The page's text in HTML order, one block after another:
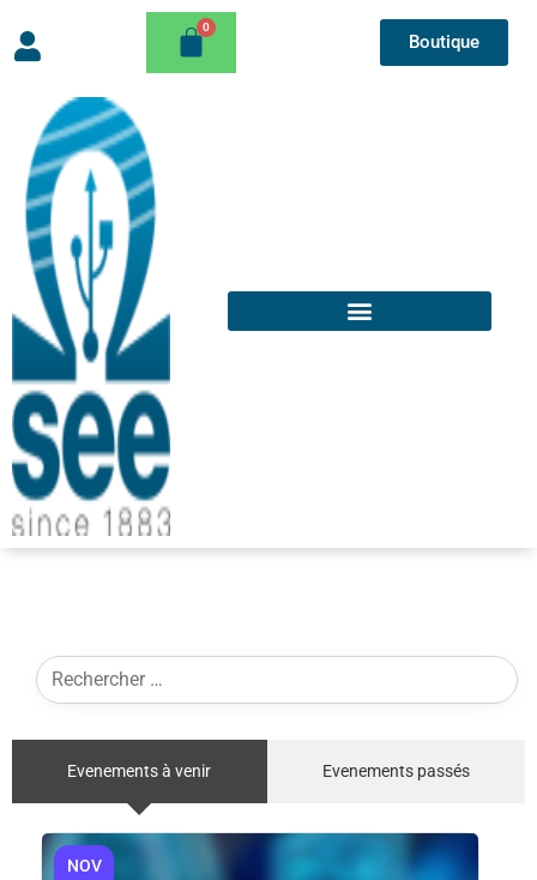
Boutique
Evenements à venir Evenements passés
NOV